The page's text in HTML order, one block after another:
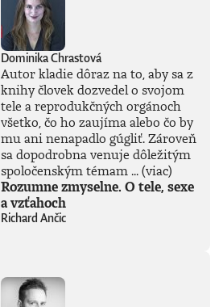
Dominika Chrastová
Autor kladie dôraz na to, aby sa z
knihy človek dozvedel o svojom
tele a reprodukčných orgánoch
všetko, čo ho zaujíma alebo čo by
mu ani nenapadlo gúgliť. Zároveň
sa dopodrobna venuje dôležitým
spoločenským témam ...(viac)
Rozumne zmyselne. O tele, sexe
a vzťahoch
Richard Ančic